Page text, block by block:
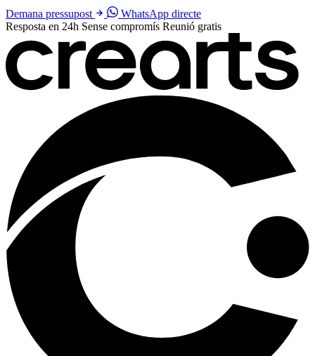
Demana pressupost
WhatsApp directe
Resposta en 24h Sense compromís Reunió gratis